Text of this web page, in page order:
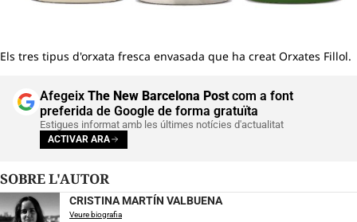
Els tres tipus d'orxata fresca envasada que ha creat Orxates Fillol.
Afegeix The New Barcelona Postcom a font
preferida de Google de forma gratuïta
Estigues informat amb les últimes notícies d'actualitat
ACTIVAR ARA
SOBRE L'AUTOR
CRISTINA MARTÍN VALBUENA
Veure biografia